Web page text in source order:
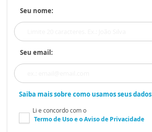
Seu nome:
Seu email:
Saiba mais sobre como usamos seus dados
Li e concordo com o
Termo de Usoe oAviso de Privacidade